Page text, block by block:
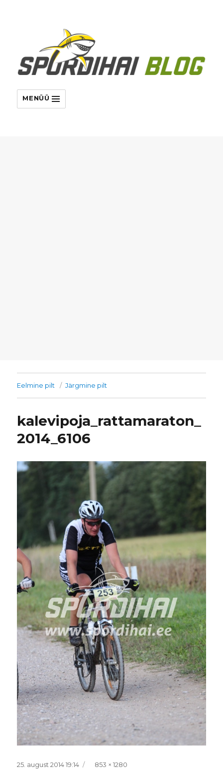
MENÜÜ
Eelmine pilt Järgmine pilt
kalevipoja_rattamaraton_
2014_6106
Postitatud
25. august 2014 19:14 Täissuurus
853 × 1280